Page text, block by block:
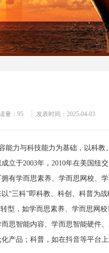
量： 95 发表时间：2025-04-03
能力与科技能力为基础，以科
于2003年，2010年在美国纽
有学而思素养、学而思网校、
“三科”即科教、科创、科普为
型，如学而思素养、学而思网
思智能内容、学而思智能硬件
产品；科普，如在抖音等平台